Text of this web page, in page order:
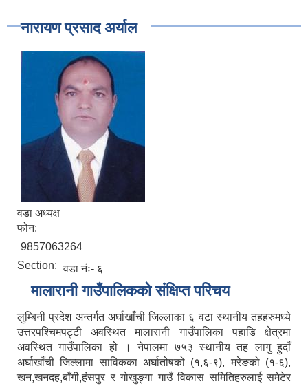
नारायण प्रसाद अर्याल
वडा अध्यक्ष
फोन:
9857063264
Section: वडा नंः- ६
मालारानी गाउँपालिकको संक्षिप्त परिचय
लुम्बिनी प्रदेश अन्तर्गत अर्घाखाँची जिल्लाका ६ वटा स्थानीय तहहरुमध्ये
उत्तरपश्चिमपट्टी अवस्थित मालारानी गाउँपालिका पहाडि क्षेत्रमा
अवस्थित गाउँपालिका हो । नेपालमा ७५३ स्थानीय तह लागु हुदाँ
अर्घाखाँची जिल्लामा साविकका अर्घातोषको (१,६-९), मरेङको (१-६),
खन,खनदह,बाँगी,हंसपुर र गोखुङ्गा गाउँ विकास समितिहरुलाई समेटेर